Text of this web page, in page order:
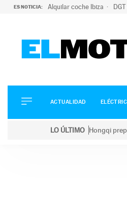
ES NOTICIA: Alquilar coche Ibiza
ELÉCTRICOS
CONDUCIR
ACTUALIDAD
LO ÚLTIMO Hongqi